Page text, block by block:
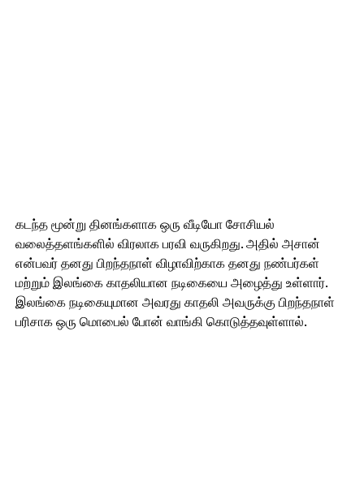
கடந்த மூன்று தினங்களாக ஒரு வீடியோ சோசியல்
வலைத்தளங்களில் விரலாக பரவி வருகிறது. அதில் அசான்
என்பவர் தனது பிறந்தநாள் விழாவிற்காக தனது நண்பர்கள்
மற்றும் இலங்கை காதலியான நடிகையை அழைத்து உள்ளார்.
இலங்கை நடிகையுமான அவரது காதலி அவருக்கு பிறந்தநாள்
பரிசாக ஒரு மொபைல் போன் வாங்கி கொடுத்தவுள்ளால்.